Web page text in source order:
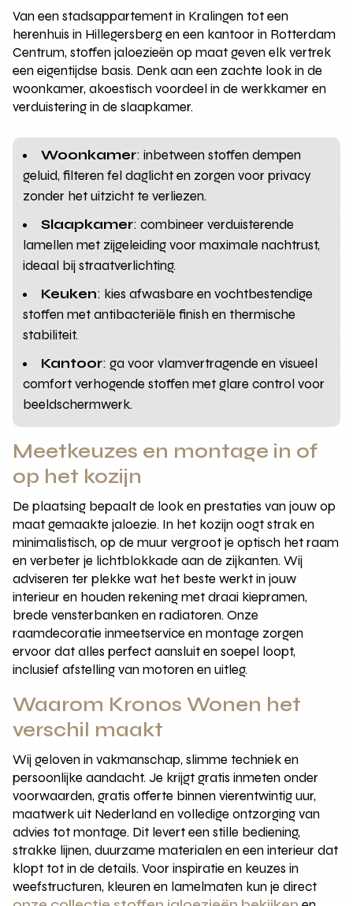
Van een stadsappartement in Kralingen tot een
herenhuis in Hillegersberg en een kantoor in Rotterdam
Centrum, stoffen jaloezieën op maat geven elk vertrek
een eigentijdse basis. Denk aan een zachte look in de
woonkamer, akoestisch voordeel in de werkkamer en
verduistering in de slaapkamer.
Woonkamer: inbetween stoffen dempen
geluid, filteren fel daglicht en zorgen voor privacy
zonder het uitzicht te verliezen.
Slaapkamer: combineer verduisterende
lamellen met zijgeleiding voor maximale nachtrust,
ideaal bij straatverlichting.
Keuken: kies afwasbare en vochtbestendige
stoffen met antibacteriële finish en thermische
stabiliteit.
Kantoor: ga voor vlamvertragende en visueel
comfort verhogende stoffen met glare control voor
beeldschermwerk.
Meetkeuzes en montage in of
op het kozijn
De plaatsing bepaalt de look en prestaties van jouw op
maat gemaakte jaloezie. In het kozijn oogt strak en
minimalistisch, op de muur vergroot je optisch het raam
en verbeter je lichtblokkade aan de zijkanten. Wij
adviseren ter plekke wat het beste werkt in jouw
interieur en houden rekening met draai kiepramen,
brede vensterbanken en radiatoren. Onze
raamdecoratie inmeetservice en montage zorgen
ervoor dat alles perfect aansluit en soepel loopt,
inclusief afstelling van motoren en uitleg.
Waarom Kronos Wonen het
verschil maakt
Wij geloven in vakmanschap, slimme techniek en
persoonlijke aandacht. Je krijgt gratis inmeten onder
voorwaarden, gratis offerte binnen vierentwintig uur,
maatwerk uit Nederland en volledige ontzorging van
advies tot montage. Dit levert een stille bediening,
strakke lijnen, duurzame materialen en een interieur dat
klopt tot in de details. Voor inspiratie en keuzes in
weefstructuren, kleuren en lamelmaten kun je direct